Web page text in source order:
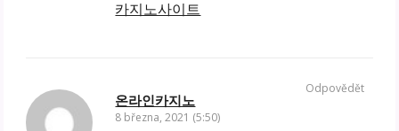
카지노사이트
온라인카지노
8 března, 2021 (5:50)
Odpovědět